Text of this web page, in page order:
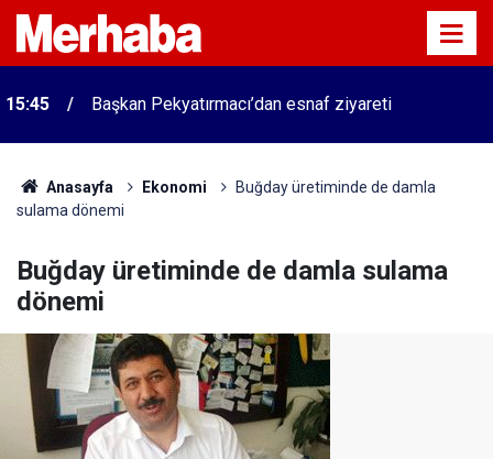
15:45 Başkan Pekyatırmacı’dan esnaf ziyareti
Anasayfa Ekonomi
Buğday üretiminde de damla
sulama dönemi
Buğday üretiminde de damla sulama
dönemi